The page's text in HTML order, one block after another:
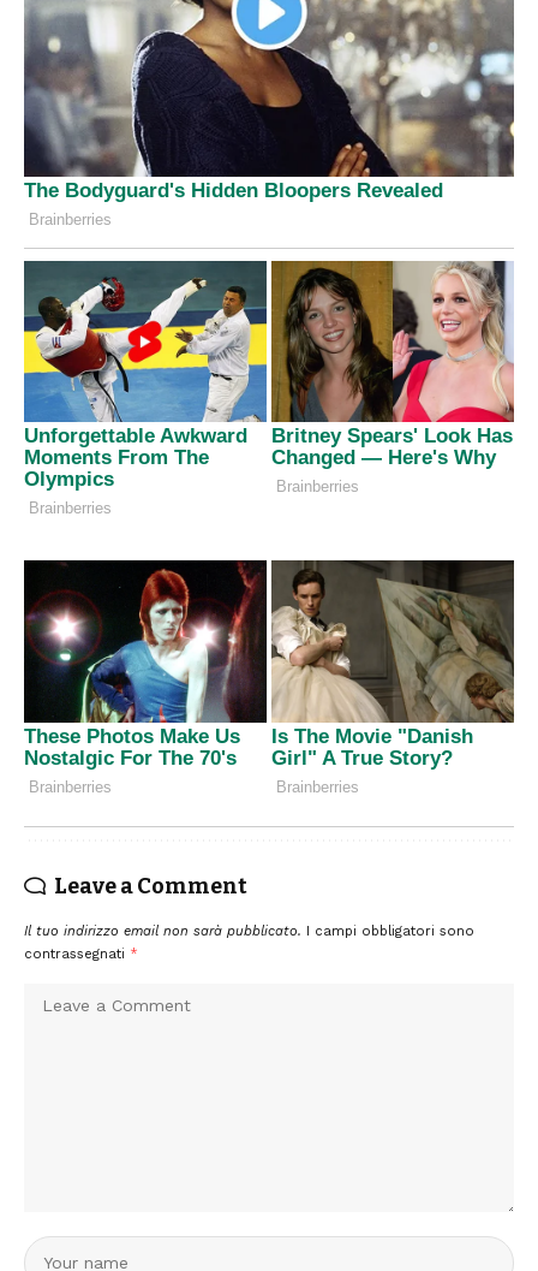
Leave a Comment
Il tuo indirizzo email non sarà pubblicato. I campi obbligatori sono
contrassegnati *